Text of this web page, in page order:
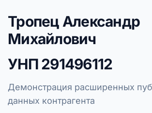
Тропец Александр
Михайлович
УНП291496112
Демонстрация расширенных
данных контрагента